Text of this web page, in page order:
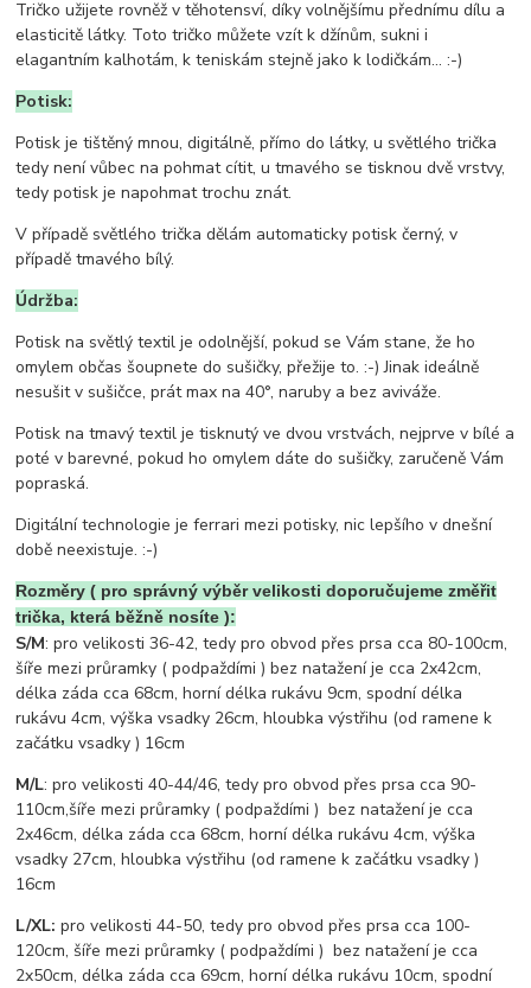
Tričko užijete rovněž v těhotensví, díky volnějšímu přednímu dílu a
elasticitě látky. Toto tričko můžete vzít k džínům, sukni i
elagantním kalhotám, k teniskám stejně jako k lodičkám... :-)
Potisk:
Potisk je tištěný mnou, digitálně, přímo do látky, u světlého trička
tedy není vůbec na pohmat cítit, u tmavého se tisknou dvě vrstvy,
tedy potisk je napohmat trochu znát.
V případě světlého trička dělám automaticky potisk černý, v
případě tmavého bílý.
Údržba:
Potisk na světlý textil je odolnější, pokud se Vám stane, že ho
omylem občas šoupnete do sušičky, přežije to. :-) Jinak ideálně
nesušit v sušičce, prát max na 40°, naruby a bez aviváže.
Potisk na tmavý textil je tisknutý ve dvou vrstvách, nejprve v bílé a
poté v barevné, pokud ho omylem dáte do sušičky, zaručeně Vám
popraská.
Digitální technologie je ferrari mezi potisky, nic lepšího v dnešní
době neexistuje. :-)
Rozměry ( pro správný výběr velikosti doporučujeme změřit
trička, která běžně nosíte ):
S/M: pro velikosti 36-42, tedy pro obvod přes prsa cca 80-100cm,
šíře mezi průramky ( podpaždími ) bez natažení je cca 2x42cm,
délka záda cca 68cm, horní délka rukávu 9cm, spodní délka
rukávu 4cm, výška vsadky 26cm, hloubka výstřihu (od ramene k
začátku vsadky ) 16cm
M/L: pro velikosti 40-44/46, tedy pro obvod přes prsa cca 90-
110cm,šíře mezi průramky ( podpaždími ) bez natažení je cca
2x46cm, délka záda cca 68cm, horní délka rukávu 4cm, výška
vsadky 27cm, hloubka výstřihu (od ramene k začátku vsadky )
16cm
L/XL:pro velikosti 44-50, tedy pro obvod přes prsa cca 100-
120cm, šíře mezi průramky ( podpaždími ) bez natažení je cca
2x50cm, délka záda cca 69cm, horní délka rukávu 10cm, spodní